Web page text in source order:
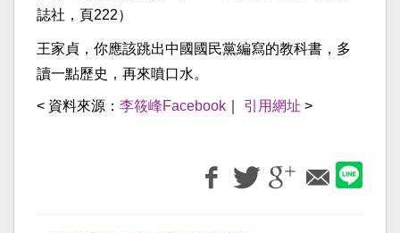
誌社，頁222）
王家貞，你應該跳出中國國民黨編寫的教科書，多
讀一點歷史，再來噴口水。
< 資料來源： 李筱峰Facebook 引用網址 >